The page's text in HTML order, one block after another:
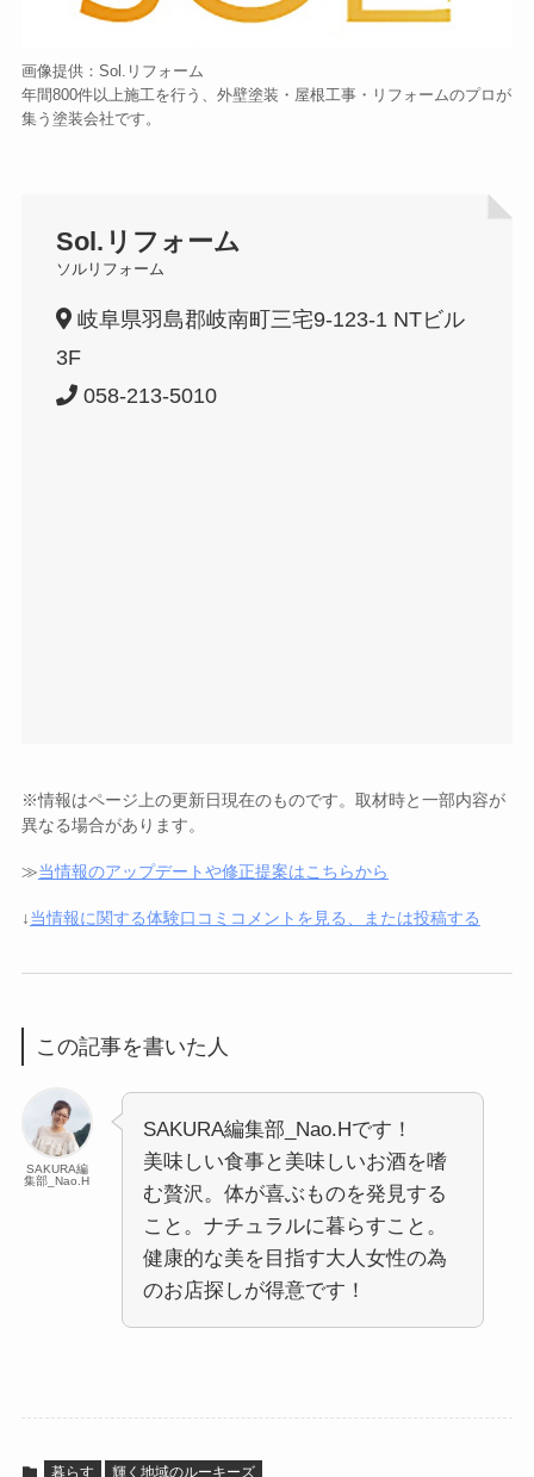
画像提供：Sol.リフォーム
年間800件以上施工を行う、外壁塗装・屋根工事・リフォームのプロが
集う塗装会社です。
Sol.リフォーム
ソルリフォーム
岐阜県羽島郡岐南町三宅9-123-1 NTビル
3F
058-213-5010
※情報はページ上の更新日現在のものです。取材時と一部内容が
異なる場合があります。
≫当情報のアップデートや修正提案はこちらから
↓当情報に関する体験口コミコメントを見る、または投稿する
この記事を書いた人
SAKURA編
集部_Nao.H
SAKURA編集部_Nao.Hです！
美味しい食事と美味しいお酒を嗜
む贅沢。体が喜ぶものを発見する
こと。ナチュラルに暮らすこと。
健康的な美を目指す大人女性の為
のお店探しが得意です！
暮らす
輝く地域のルーキーズ